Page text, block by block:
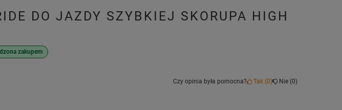
DO JAZDY SZYBKIEJ SKORUPA HIGH
zakupem
Czy opinia była pomocna? Tak 0 Nie 0